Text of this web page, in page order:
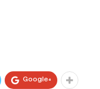
Google+